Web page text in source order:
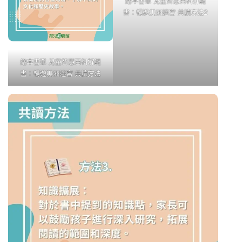
繪本書單 兒童智慧百科解謎
書：暢遊美洲迷宮 共讀方法